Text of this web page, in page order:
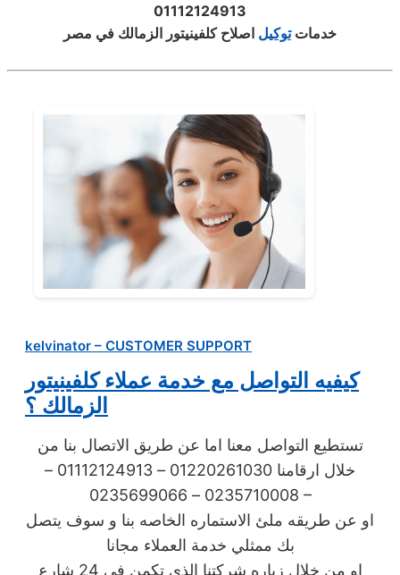
01112124913
خدماتتوكيل اصلاح كلفينيتور الزمالك في مصر
kelvinator – CUSTOMER SUPPORT
كيفيه التواصل مع خدمة عملاء كلفينيتور
الزمالك ؟
تستطيع التواصل معنا اما عن طريق الاتصال بنا من
خلال ارقامنا 01220261030 – 01112124913 –
0235710008 – 0235699066 –
او عن طريقه ملئ الاستماره الخاصه بنا و سوف يتصل
بك ممثلي خدمة العملاء مجانا
او من خلال زياره شركتنا الذي تكمن في 24 شارع